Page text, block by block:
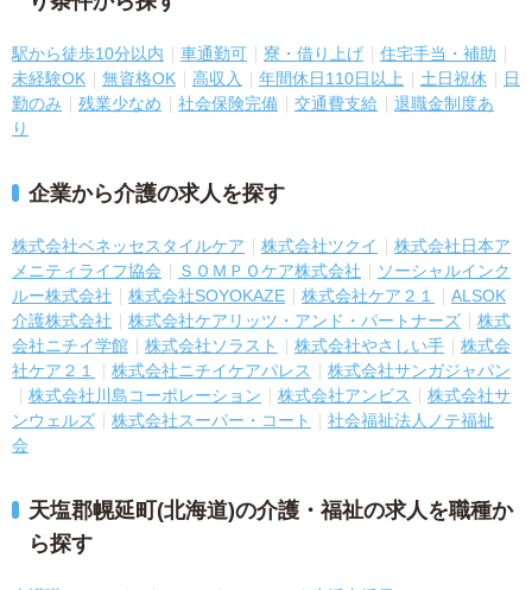
駅から徒歩10分以内 車通勤可 寮・借り上げ
住宅手当・補助
未経験OK
無資格OK 高収入 年間休日110日以上 土日祝休
日
勤のみ
残業少なめ 社会保険完備 交通費支給
退職金制度あ
り
企業から介護の求人を探す
株式会社ベネッセスタイルケア 株式会社ツクイ
株式会社日本ア
メニティライフ協会
ＳＯＭＰＯケア株式会社
ソーシャルインク
ルー株式会社
株式会社SOYOKAZE 株式会社ケア２１
ALSOK
介護株式会社
株式会社ケアリッツ・アンド・パートナーズ
株式
会社ニチイ学館
株式会社ソラスト 株式会社やさしい手
株式会
社ケア２１
株式会社ニチイケアパレス
株式会社サンガジャパン
株式会社川島コーポレーション
株式会社アンビス
株式会社サ
ンウェルズ
株式会社スーパー・コート
社会福祉法人ノテ福祉
会
天塩郡幌延町(北海道)の介護・福祉の求人を職種か
ら探す